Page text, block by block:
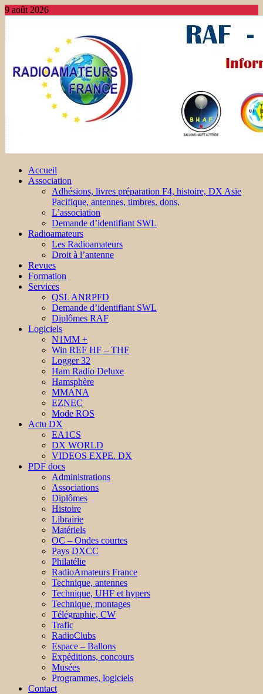
9 août 2026
Accueil
Association
Adhésions, livres préparation F4, histoire, DX Asie
Pacifique, antennes, timbres, dons,
L’association
Demande d’identifiant SWL
Radioamateurs
Les Radioamateurs
Droit à l’antenne
Revues
Formation
Services
QSL ANRPFD
Demande d’identifiant SWL
Diplômes RAF
Logiciels
N1MM +
Win REF HF – THF
Logger 32
Ham Radio Deluxe
Hamsphère
MMANA
EZNEC
Mode ROS
Actu DX
EA1CS
DX WORLD
VIDEOS EXPE. DX
PDF docs
Administrations
Associations
Diplômes
Histoire
Librairie
Matériels
OC – Ondes courtes
Pays DXCC
Philatélie
RadioAmateurs France
Technique, antennes
Technique, UHF et hypers
Technique, montages
Télégraphie, CW
Trafic
RadioClubs
Espace – Ballons
Expéditions, concours
Musées
Programmes, logiciels
Contact